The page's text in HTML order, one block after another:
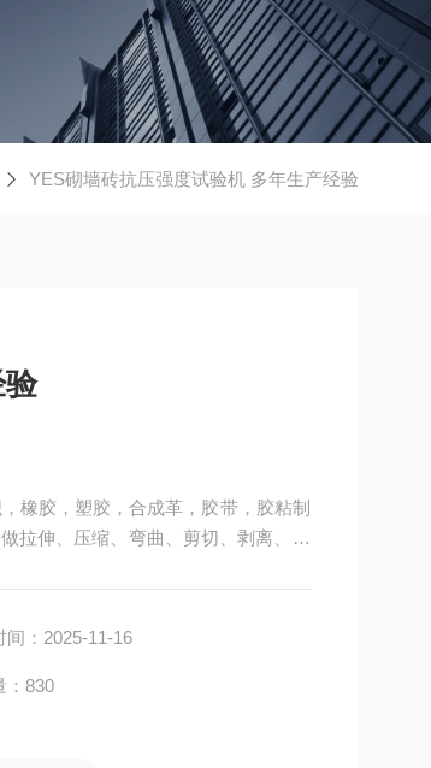
YES砌墙砖抗压强度试验机 多年生产经验
橡胶，塑胶，合成革，胶带，胶粘制
拉伸、压缩、弯曲、剪切、剥离、撕
间：2025-11-16
：830